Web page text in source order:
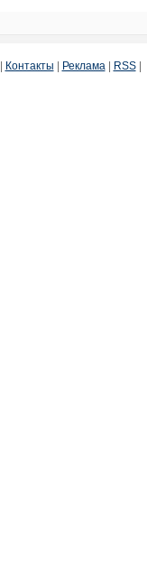
Контакты Реклама| RSS|